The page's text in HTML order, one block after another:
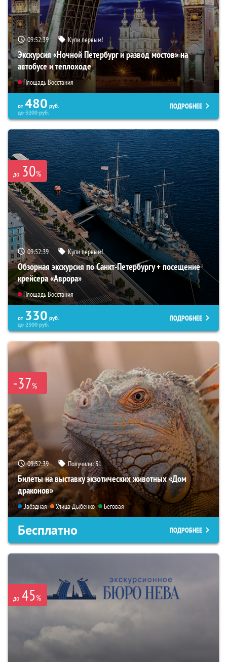
09:52:38 Купи первым!
Экскурсия «Ночной Петербург и развод мостов» на
автобусе и теплоходе
Площадь Восстания
от 480 руб.
до3200руб.
ПОДРОБНЕЕ
до 30%
09:52:38 Купи первым!
Обзорная экскурсия по Санкт-Петербургу + посещение
крейсера «Аврора»
Площадь Восстания
от 330 руб.
до2300руб.
ПОДРОБНЕЕ
-37%
09:52:38 Получили:31
Билеты на выставку экзотических животных «Дом
драконов»
Звёздная Улица Дыбенко Беговая
Бесплатно ПОДРОБНЕЕ
до 45%